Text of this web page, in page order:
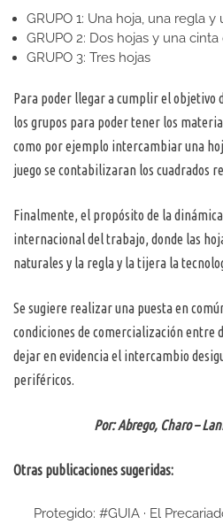
GRUPO 1: Una hoja, una regla y
GRUPO 2: Dos hojas y una
GRUPO 3: Tres hojas
Para poder llegar a cumplir el
los grupos para poder tener los
como por ejemplo intercambiar una
juego se contabilizaran los cuadrados
Finalmente, el propósito de la
internacional del trabajo, donde las
naturales y la regla y la tijera la
Se sugiere realizar una puesta en
condiciones de comercialización entre
dejar en evidencia el intercambio
periféricos.
Por: Abrego, Charo –
Otras publicaciones sugeridas:
Protegido: #GUIA · El